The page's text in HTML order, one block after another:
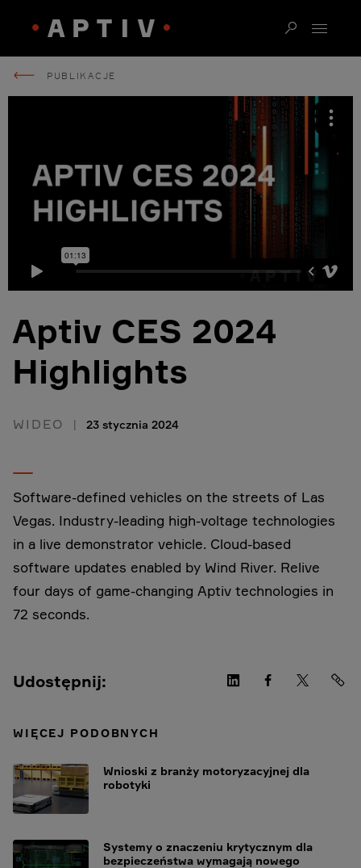
PUBLIKACJE
Aptiv CES 2024
Highlights
WIDEO 23 stycznia 2024
Software-defined vehicles on the streets of Las
Vegas. Industry-leading high-voltage technologies
in a live demonstrator vehicle. Cloud-based
software updates enabled by Wind River. Relive
four days of game-changing Aptiv technologies in
72 seconds.
Udostępnij:
WIĘCEJ PODOBNYCH
Wnioski z branży motoryzacyjnej dla
robotyki
Systemy o znaczeniu krytycznym dla
bezpieczeństwa wymagają nowego